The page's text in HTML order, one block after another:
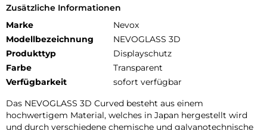
Zusätzliche Informationen
Marke
Nevox
Modellbezeichnung
NEVOGLASS 3D
Produkttyp
Displayschutz
Farbe
Transparent
Verfügbarkeit
sofort verfügbar
Das NEVOGLASS 3D Curved besteht aus einem
hochwertigem Material, welches in Japan hergestellt wird
und durch verschiedene chemische und galvanotechnische